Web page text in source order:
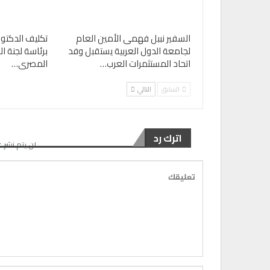
السفير نببل فهمى الأمين العام
لجامعة الدول العربية يستقبل وفد
اتحاد المستثمرات العرب…
تكليف
برئاسة لجنة
المصرى…
السابق التالي
اترك رد لن يتم نشر